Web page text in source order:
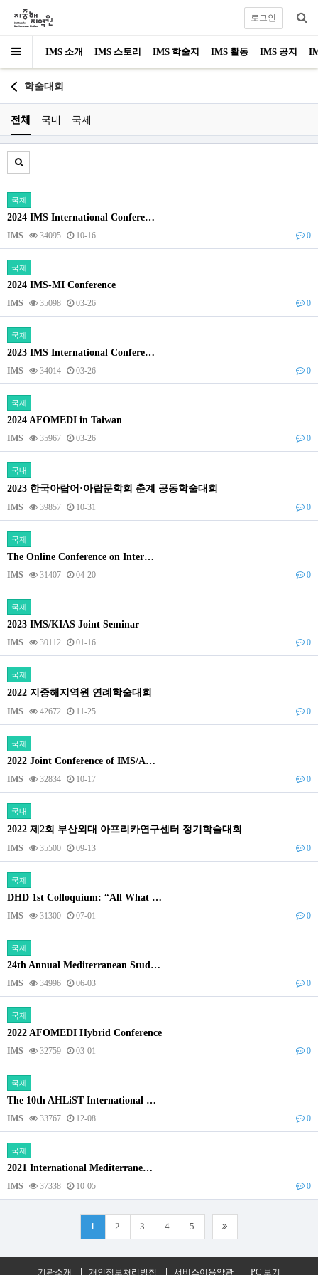
IMS 소개 IMS 스토리 IMS 학술지 IMS 활동 IMS 공지
로그인
학술대회
전체 국내 국제
국제
2024 IMS International Confere…
IMS 34095 10-16 0
국제
2024 IMS-MI Conference
IMS 35098 03-26 0
국제
2023 IMS International Confere…
IMS 34014 03-26 0
국제
2024 AFOMEDI in Taiwan
IMS 35967 03-26 0
국내
2023 한국아랍어·아랍문학회 춘계 공동학술대회
IMS 39857 10-31 0
국제
The Online Conference on Inter…
IMS 31407 04-20 0
국제
2023 IMS/KIAS Joint Seminar
IMS 30112 01-16 0
국제
2022 지중해지역원 연례학술대회
IMS 42672 11-25 0
국제
2022 Joint Conference of IMS/A…
IMS 32834 10-17 0
국내
2022 제2회 부산외대 아프리카연구센터 정기학술대회
IMS 35500 09-13 0
국제
DHD 1st Colloquium: “All What …
IMS 31300 07-01 0
국제
24th Annual Mediterranean Stud…
IMS 34996 06-03 0
국제
2022 AFOMEDI Hybrid Conference
IMS 32759 03-01 0
국제
The 10th AHLiST International …
IMS 33767 12-08 0
국제
2021 International Mediterrane…
IMS 37338 10-05 0
1 2 3 4 5
기관소개 개인정보처리방침 서비스이용약관 PC 보기